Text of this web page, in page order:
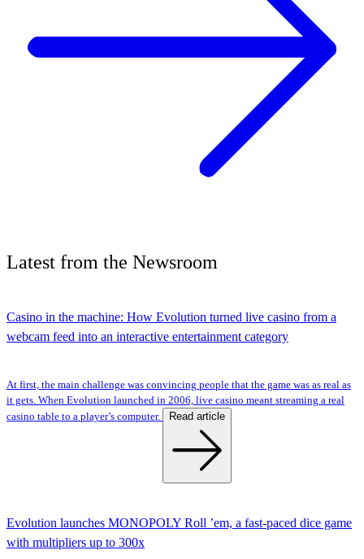
Latest from the Newsroom
Casino in the machine: How Evolution turned live casino from a
webcam feed into an interactive entertainment category
At first, the main challenge was convincing people that the game was as real as
it gets. When Evolution launched in 2006, live casino meant streaming a real
casino table to a player’s computer.
Read article
Evolution launches MONOPOLY Roll ’em, a fast-paced dice game
with multipliers up to 300x